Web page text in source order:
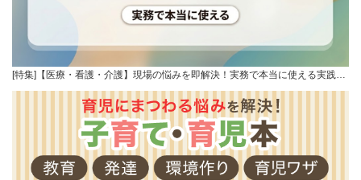
[特集]【医療・看護・介護】現場の悩みを即解決！実務で本当に使える実践…